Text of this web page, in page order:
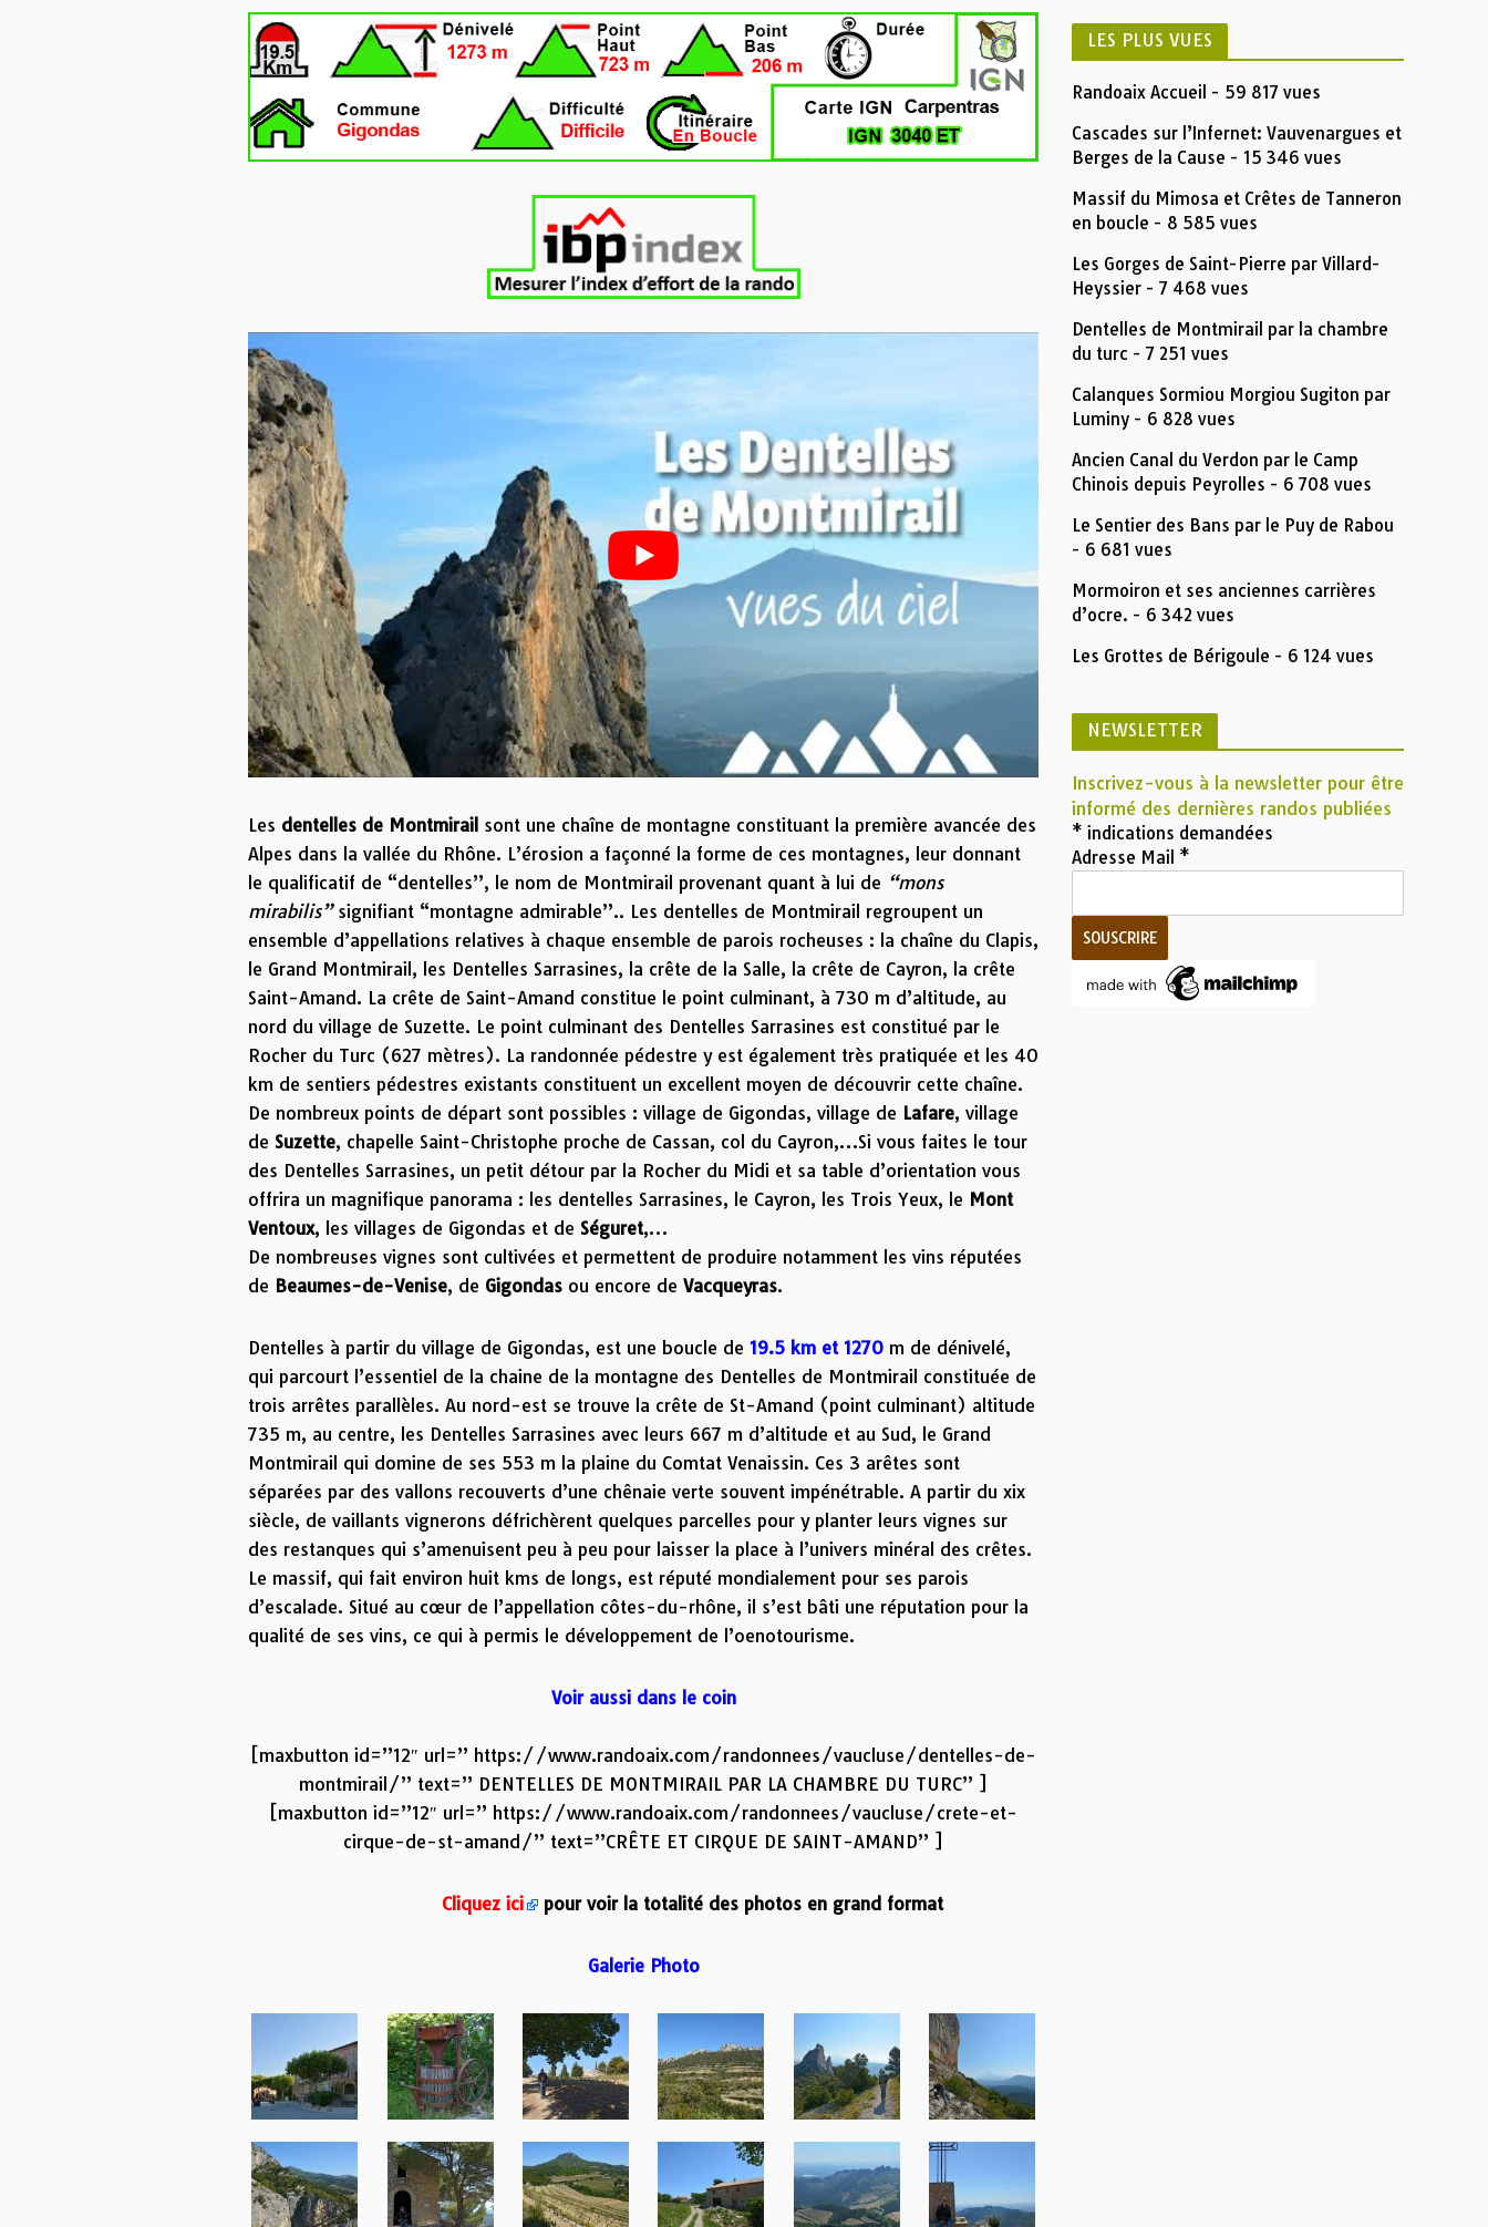
Les dentelles de Montmirail sont une chaîne de montagne constituant la première avancée des
Alpes dans la vallée du Rhône. L’érosion a façonné la forme de ces montagnes, leur donnant
le qualificatif de “dentelles”, le nom de Montmirail provenant quant à lui de “mons
mirabilis”signifiant “montagne admirable”.. Les dentelles de Montmirail regroupent un
ensemble d’appellations relatives à chaque ensemble de parois rocheuses : la chaîne du Clapis,
le Grand Montmirail, les Dentelles Sarrasines, la crête de la Salle, la crête de Cayron, la crête
Saint-Amand. La crête de Saint-Amand constitue le point culminant, à 730 m d’altitude, au
nord du village de Suzette. Le point culminant des Dentelles Sarrasines est constitué par le
Rocher du Turc (627 mètres). La randonnée pédestre y est également très pratiquée et les 40
km de sentiers pédestres existants constituent un excellent moyen de découvrir cette chaîne.
De nombreux points de départ sont possibles : village de Gigondas, village de Lafare, village
de Suzette, chapelle Saint-Christophe proche de Cassan, col du Cayron,…Si vous faites le tour
des Dentelles Sarrasines, un petit détour par la Rocher du Midi et sa table d’orientation vous
offrira un magnifique panorama : les dentelles Sarrasines, le Cayron, les Trois Yeux, le Mont
Ventoux, les villages de Gigondas et de Séguret,…
De nombreuses vignes sont cultivées et permettent de produire notamment les vins réputées
de Beaumes-de-Venise, de Gigondas ou encore deVacqueyras.
Dentelles à partir du village de Gigondas, est une boucle de 19.5 km et 1270 m de dénivelé,
qui parcourt l’essentiel de la chaine de la montagne des Dentelles de Montmirail constituée de
trois arrêtes parallèles. Au nord-est se trouve la crête de St-Amand (point culminant) altitude
735 m, au centre, les Dentelles Sarrasines avec leurs 667 m d’altitude et au Sud, le Grand
Montmirail qui domine de ses 553 m la plaine du Comtat Venaissin. Ces 3 arêtes sont
séparées par des vallons recouverts d’une chênaie verte souvent impénétrable. A partir du xix
siècle, de vaillants vignerons défrichèrent quelques parcelles pour y planter leurs vignes sur
des restanques qui s’amenuisent peu à peu pour laisser la place à l’univers minéral des crêtes.
Le massif, qui fait environ huit kms de longs, est réputé mondialement pour ses parois
d’escalade. Situé au cœur de l’appellation côtes-du-rhône, il s’est bâti une réputation pour la
qualité de ses vins, ce qui à permis le développement de l’oenotourisme.
Voir aussi dans le coin
[maxbutton id=”12″ url=” https://www.randoaix.com/randonnees/vaucluse/dentelles-de-
montmirail/” text=” DENTELLES DE MONTMIRAIL PAR LA CHAMBRE DU TURC” ]
[maxbutton id=”12″ url=” https://www.randoaix.com/randonnees/vaucluse/crete-et-
cirque-de-st-amand/” text=”CRÊTE ET CIRQUE DE SAINT-AMAND” ]
Cliquez ici pour voir la totalité des photos en grand format
Galerie Photo
LES PLUS VUES
Randoaix Accueil - 59 817 vues
Cascades sur l’Infernet: Vauvenargues et
Berges de la Cause - 15 346 vues
Massif du Mimosa et Crêtes de Tanneron
en boucle - 8 585 vues
Les Gorges de Saint-Pierre par Villard-
Heyssier - 7 468 vues
Dentelles de Montmirail par la chambre
du turc - 7 251 vues
Calanques Sormiou Morgiou Sugiton par
Luminy - 6 828 vues
Ancien Canal du Verdon par le Camp
Chinois depuis Peyrolles - 6 708 vues
Le Sentier des Bans par le Puy de Rabou
- 6 681 vues
Mormoiron et ses anciennes carrières
d’ocre. - 6 342 vues
Les Grottes de Bérigoule - 6 124 vues
NEWSLETTER
Inscrivez-vous à la newsletter pour être
informé des dernières randos publiées
* indications demandées
Adresse Mail *